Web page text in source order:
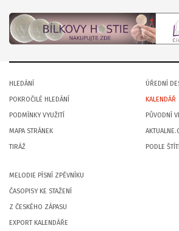
HLEDÁNÍ
POKROČILÉ HLEDÁNÍ
PODMÍNKY VYUŽITÍ
MAPA STRÁNEK
TIRÁŽ
ÚŘEDNÍ
KALENDÁŘ
PŮVODNÍ
PODLE
MELODIE PÍSNÍ ZPĚVNÍKU
ČASOPISY KE STAŽENÍ
Z ČESKÉHO ZÁPASU
EXPORT KALENDÁŘE